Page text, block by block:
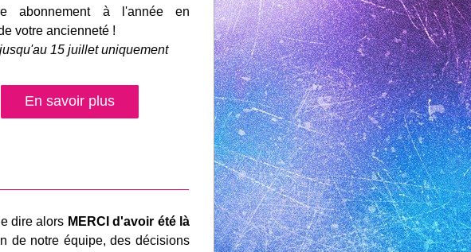
abonnement à l'année en
votre ancienneté !
15 juillet uniquement
En savoir plus
dire alors MERCI d'avoir été là
de notre équipe, des décisions